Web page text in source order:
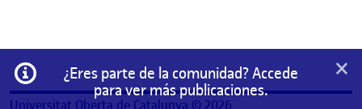
Información
¿Eres parte de la comunidad? Accede
para ver más publicaciones.
×
Universitat Oberta de Catalunya © 2026